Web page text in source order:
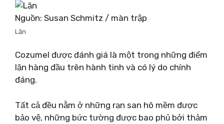
Nguồn: Susan Schmitz / màn trập
Lặn
Cozumel được đánh giá là một trong những điểm
lặn hàng đầu trên hành tinh và có lý do chính
đáng.
Tất cả đều nằm ở những rạn san hô mềm được
bảo vệ, những bức tường được bao phủ bởi thảm